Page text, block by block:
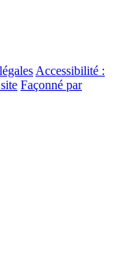
Accessibilité :
Façonné par